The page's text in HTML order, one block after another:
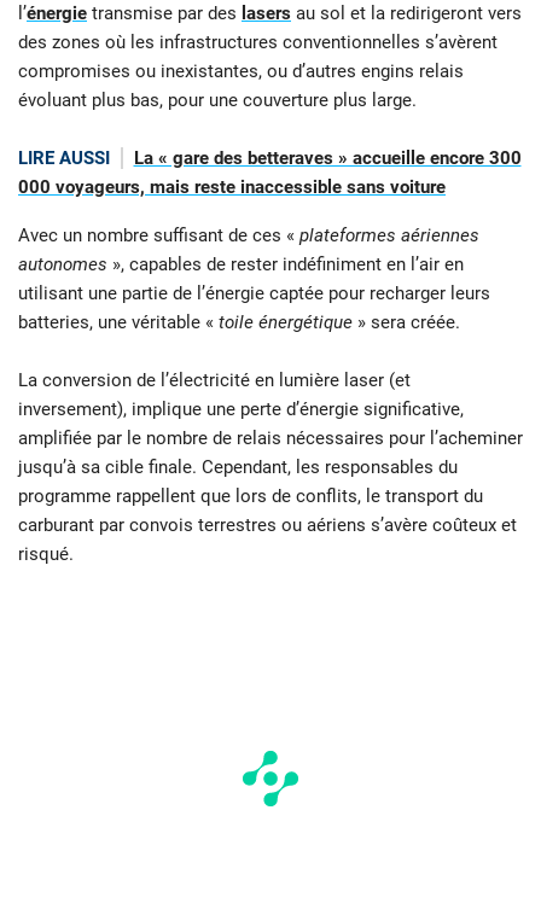
l’énergie transmise par des lasers au sol et la redirigeront vers
des zones où les infrastructures conventionnelles s’avèrent
compromises ou inexistantes, ou d’autres engins relais
évoluant plus bas, pour une couverture plus large.
LIRE AUSSI
La « gare des betteraves » accueille encore 300
000 voyageurs, mais reste inaccessible sans voiture
Avec un nombre suffisant de ces « plateformes aériennes
autonomes », capables de rester indéfiniment en l’air en
utilisant une partie de l’énergie captée pour recharger leurs
batteries, une véritable « toile énergétique » sera créée.
La conversion de l’électricité en lumière laser (et
inversement), implique une perte d’énergie significative,
amplifiée par le nombre de relais nécessaires pour l’acheminer
jusqu’à sa cible finale. Cependant, les responsables du
programme rappellent que lors de conflits, le transport du
carburant par convois terrestres ou aériens s’avère coûteux et
risqué.